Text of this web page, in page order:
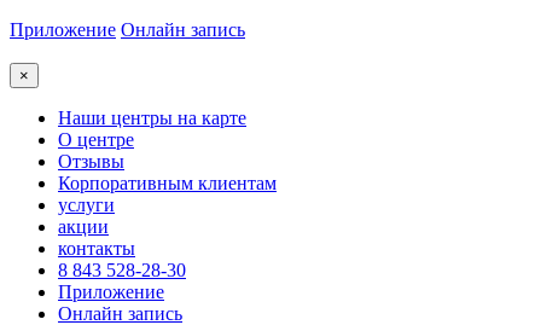
Приложение Онлайн запись
×
Наши центры на карте
О центре
Отзывы
Корпоративным клиентам
услуги
акции
контакты
8 843 528-28-30
Приложение
Онлайн запись